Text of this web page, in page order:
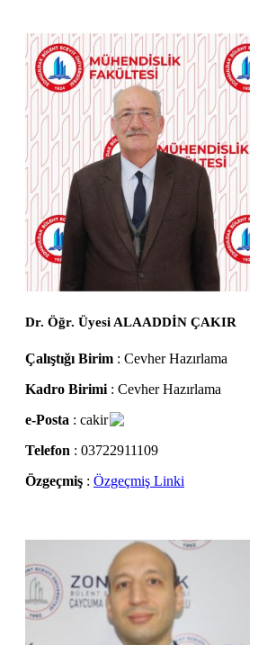
Dr. Öğr. Üyesi ALAADDİN ÇAKIR
Çalıştığı Birim : Cevher Hazırlama
Kadro Birimi : Cevher Hazırlama
e-Posta : cakir
Telefon : 03722911109
Özgeçmiş : Özgeçmiş Linki